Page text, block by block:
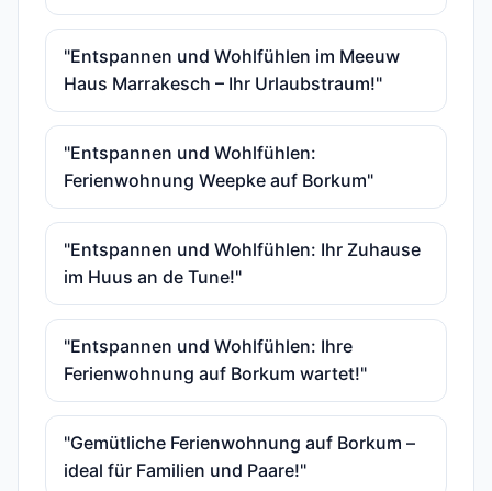
"Entspannen und Wohlfühlen im Meeuw
Haus Marrakesch – Ihr Urlaubstraum!"
"Entspannen und Wohlfühlen:
Ferienwohnung Weepke auf Borkum"
"Entspannen und Wohlfühlen: Ihr Zuhause
im Huus an de Tune!"
"Entspannen und Wohlfühlen: Ihre
Ferienwohnung auf Borkum wartet!"
"Gemütliche Ferienwohnung auf Borkum –
ideal für Familien und Paare!"